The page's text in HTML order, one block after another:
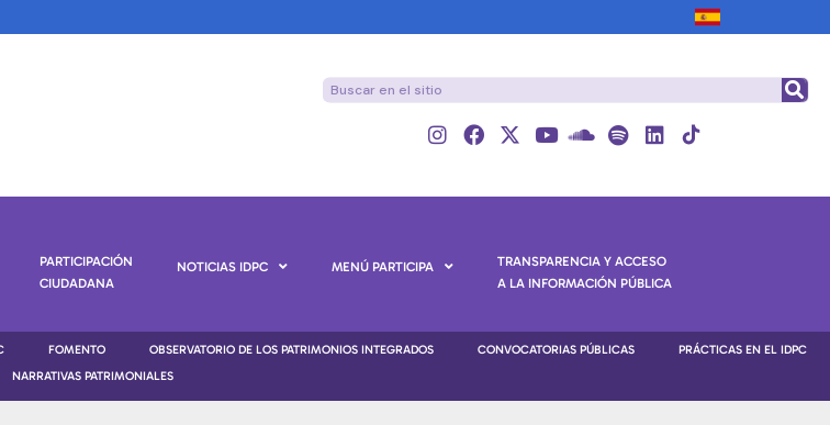
PARTICIPACIÓN
CIUDADANA
NOTICIAS IDPC MENÚ PARTICIPA
TRANSPARENCIA Y ACCESO
A LA INFORMACIÓN PÚBLICA
FOMENTO OBSERVATORIO DE LOS PATRIMONIOS INTEGRADOS CONVOCATORIAS PÚBLICAS
PRÁCTICAS EN EL IDPC
NARRATIVAS PATRIMONIALES